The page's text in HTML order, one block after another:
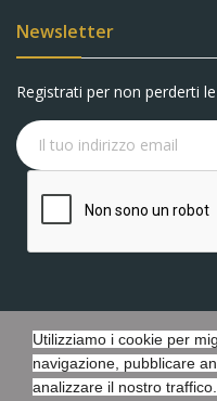
Newsletter
Registrati per non perderti
Copyright © Battaglia
diritti riservati.
Utilizziamo i cookie per
navigazione, pubblicare
analizzare il nostro